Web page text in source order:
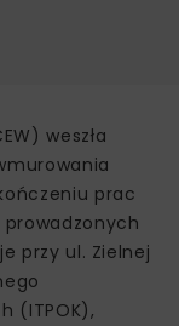
weszła
prac
przy ul. Zielnej
(ITPOK),